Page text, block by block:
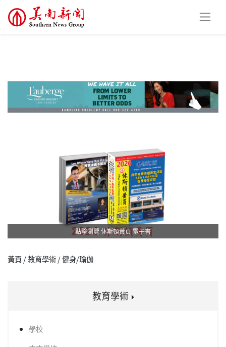
點擊瀏覽 休斯頓黃頁 電子書
黃頁 / 教育學術 / 健身/瑜伽
教育學術
學校